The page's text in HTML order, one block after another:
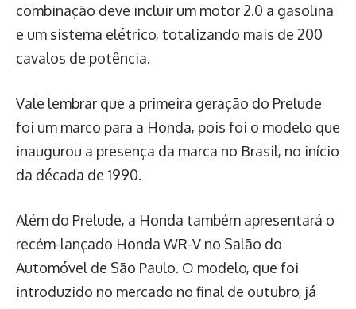
combinação deve incluir um motor 2.0 a gasolina
e um sistema elétrico, totalizando mais de 200
cavalos de potência.
Vale lembrar que a primeira geração do Prelude
foi um marco para a Honda, pois foi o modelo que
inaugurou a presença da marca no Brasil, no início
da década de 1990.
Além do Prelude, a Honda também apresentará o
recém-lançado Honda WR-V no Salão do
Automóvel de São Paulo. O modelo, que foi
introduzido no mercado no final de outubro, já